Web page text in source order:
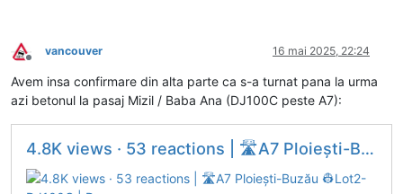
Deconectat
vancouver 16 mai 2025, 22:24
Avem insa confirmare din alta parte ca s-a turnat pana la urma
azi betonul la pasaj Mizil / Baba Ana (DJ100C peste A7):
4.8K views · 53 reactions | 🛣️A7 Ploiești-Buzău 👷Lot2- DJ100C | Drum...